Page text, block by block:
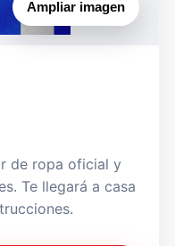
Ampliar imagen
de ropa oficial y
Te llegará a casa